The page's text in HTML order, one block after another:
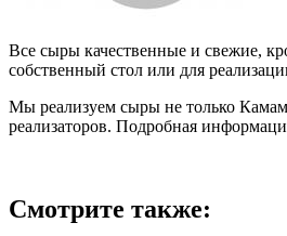
Все сыры качественные и свежие,
собственный стол или для
Мы реализуем сыры не только
реализаторов. Подробная
Смотрите также: